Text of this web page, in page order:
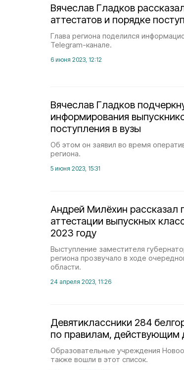
Вячеслав Гладков
аттестатов и порядке
Глава региона поделился
Telegram-канале.
6 июня 2023, 12:12
Вячеслав Гладков
информирования
поступления в вузы
Об этом он заявил во время
региона.
5 июня 2023, 15:31
Андрей Милёхин рассказал
аттестации выпускных
2023 году
Выступление заместителя
региона прозвучало в ходе
области.
24 апреля 2023, 11:26
Девятиклассники 284
по правилам, действующим
Образовательные учреждения
также вошли в этот список.